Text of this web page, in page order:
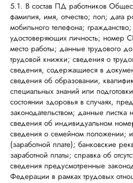
5.1. В состав ПД работников
фамилия, имя, отчество; пол; дата
мобильного телефона;
удостоверяющих личность; номер
место работы; данные трудового
трудовой книжки; сведения о
сведения, содержащиеся в
сведения об образовании,
специальных знаний или
состоянии здоровья в случаях,
законодательством; данные листка
сведения об индивидуальном
сведения о семейном положении;
(заработной плате); банковские
заработной платы; справка об
сведения предусмотренные
Федерации в рамках трудовых